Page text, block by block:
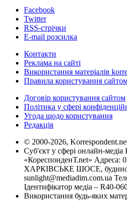
Facebook
Twitter
RSS-стрічки
E-mail розсилка
Контакти
Реклама на сайті
Використання матеріалів
Правила користування
Договір користування сайтом
Політика у сфері
Угода щодо користування
Редакція
© 2000-2026,
Суб'єкт у сфері онлайн-медіа
«КореспонденТ.net» Адреса:
ХАРКІВСЬКЕ ШОСЕ, будинок
sunlight@mediadim.com.ua
Ідентифікатор медіа – R40-
Використання будь-яких